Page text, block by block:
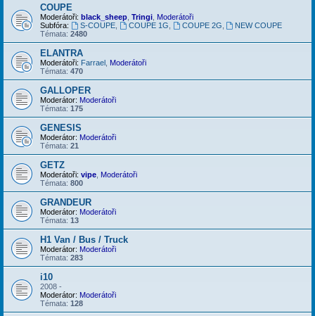
COUPE
Moderátoři: black_sheep Tringi Moderátoři
Subfóra:
S-COUPE, COUPE 1G COUPE 2G
NEW COUPE
Témata: 2480
ELANTRA
Moderátoři: Farrael Moderátoři
Témata: 470
GALLOPER
Moderátor: Moderátoři
Témata: 175
GENESIS
Moderátor: Moderátoři
Témata: 21
GETZ
Moderátoři: vipe Moderátoři
Témata: 800
GRANDEUR
Moderátor: Moderátoři
Témata: 13
H1 Van / Bus / Truck
Moderátor: Moderátoři
Témata: 283
i10
2008 -
Moderátor: Moderátoři
Témata: 128